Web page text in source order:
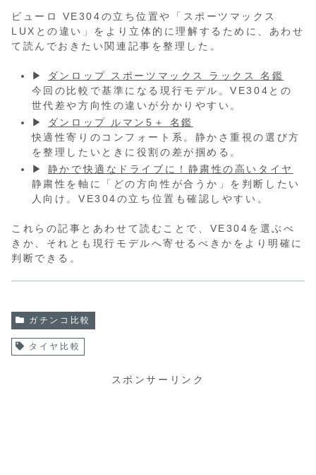
ビューロ VE304の立ち位置や「スポーツマックス
LUXとの違い」をより立体的に理解するために、あわせ
て読んでおきたい関連記事を整理した。
▶
ダンロップ スポーツマックス ラックス 名鑑
今回の比較で基準になる現行モデル。VE304との
世代差や方向性の違いが分かりやすい。
▶
ダンロップ ルマン5＋ 名鑑
快適性寄りのコンフォート系。静かさ重視の選び方
を整理したいときに役割の差が掴める。
▶ 静かで快適なドライブに！静粛性の高いタイヤ
静粛性を軸に「どの方向性が合うか」を判断したい
人向け。VE304の立ち位置も確認しやすい。
これらの記事とあわせて読むことで、VE304を選ぶべ
きか、それとも現行モデルへ寄せるべきかをより明確に
判断できる。
ガチンコ比較
タイヤ比較
スポンサーリンク